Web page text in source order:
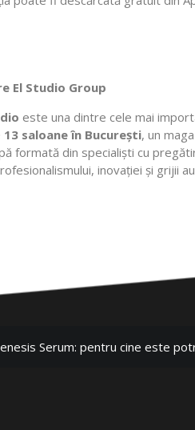
El Studio Group
este una dintre cele mai
13 saloane în București, un
formată din specialiști cu
inovației și grijii
Serum: pentru cine este